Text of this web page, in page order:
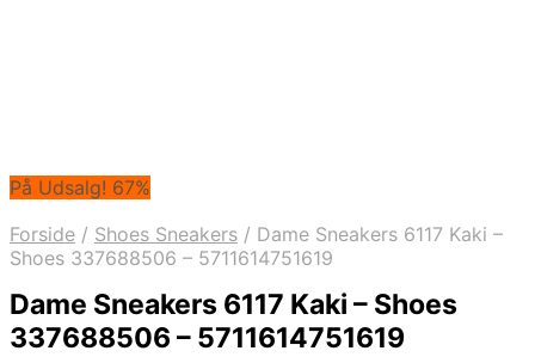
På Udsalg! 67%
Forside / Shoes Sneakers / Dame Sneakers 6117 Kaki –
Shoes 337688506 – 5711614751619
Dame Sneakers 6117 Kaki – Shoes
337688506 – 5711614751619